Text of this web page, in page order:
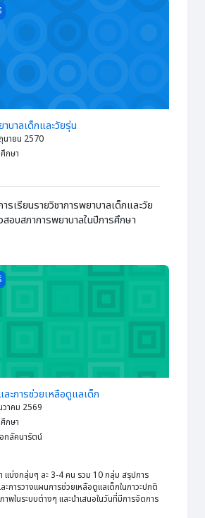
วนวิชาการพยาบาลเด็กและวัยรุ่น
บาลเด็กและวัยรุ่น
นายน 2570
กษา
รเรียนรายวิชาการพยาบาลเด็กและวัย
อบสภาการพยาบาลในปีการศึกษา
อภิบาลทารกและการช่วยเหลือดูแลเด็ก
ะการช่วยเหลือดูแลเด็ก
วาคม 2569
กษา
กลัคนารัตน์
แบ่งกลุ่มๆ ละ 3-4 คน รวม 10 กลุ่ม สรุปการ
ะการวางแผนการช่วยเหลือดูแลเด็กในภาวะปกติ
พในระบบต่างๆ และนำเสนอในวันที่มีการจัดการ